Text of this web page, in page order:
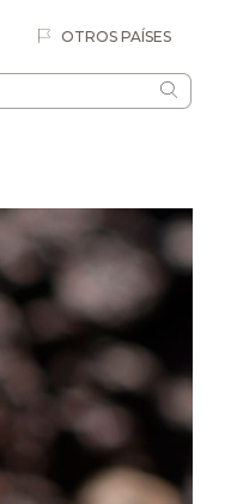
OTROS PAÍSES